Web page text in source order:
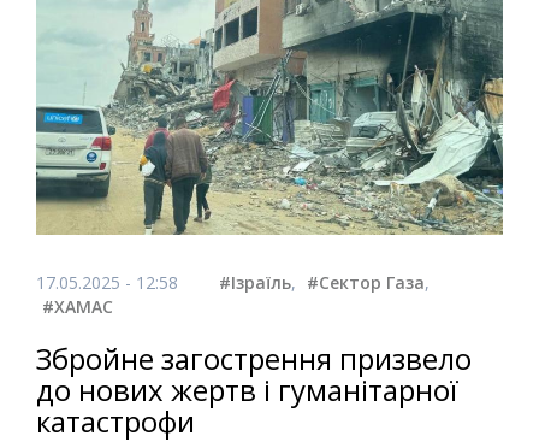
17.05.2025 - 12:58 #Ізраїль, #Сектор Газа,
#ХАМАС
Збройне загострення призвело
до нових жертв і гуманітарної
катастрофи